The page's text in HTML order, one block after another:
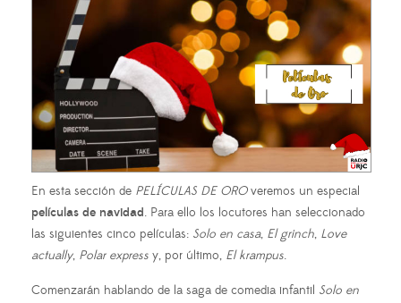
En esta sección de PELÍCULAS DE OROveremos un especial
películas de navidad. Para ello los locutores han seleccionado
las siguientes cinco películas: Solo en casa, El grinch, Love
actually, Polar express y, por último, El krampus.
Comenzarán hablando de la saga de comedia infantil Solo en